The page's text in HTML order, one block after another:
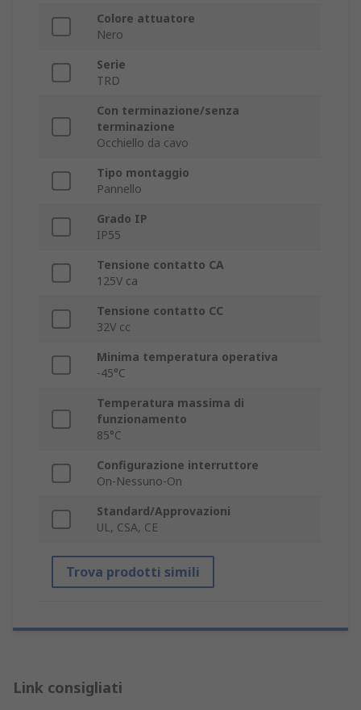
Colore attuatore
Nero
Serie
TRD
Con terminazione/senza
terminazione
Occhiello da cavo
Tipo montaggio
Pannello
Grado IP
IP55
Tensione contatto CA
125V ca
Tensione contatto CC
32V cc
Minima temperatura operativa
-45°C
Temperatura massima di
funzionamento
85°C
Configurazione interruttore
On-Nessuno-On
Standard/Approvazioni
UL, CSA, CE
Trova prodotti simili
Link consigliati